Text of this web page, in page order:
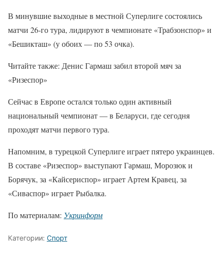
В минувшие выходные в местной Суперлиге состоялись
матчи 26-го тура, лидируют в чемпионате «Трабзонспор» и
«Бешикташ» (у обоих — по 53 очка).
Читайте также: Денис Гармаш забил второй мяч за
«Ризеспор»
Сейчас в Европе остался только один активный
национальный чемпионат — в Беларуси, где сегодня
проходят матчи первого тура.
Напомним, в турецкой Суперлиге играет пятеро украинцев.
В составе «Ризеспор» выступают Гармаш, Морозюк и
Борячук, за «Кайсериспор» играет Артем Кравец, за
«Сиваспор» играет Рыбалка.
По материалам: Укринформ
Категории: Спорт